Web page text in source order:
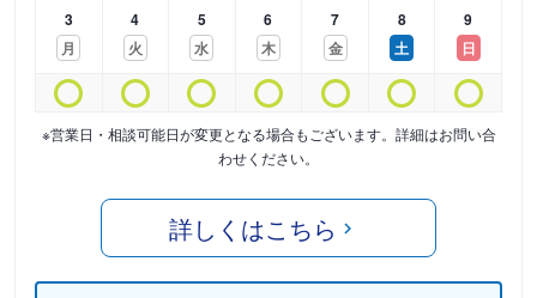
3
月
4
火
5
水
6
木
7
金
8
土
9
日
※営業日・相談可能日が変更となる場合もございます。詳細はお問い合
わせください。
詳しくはこちら